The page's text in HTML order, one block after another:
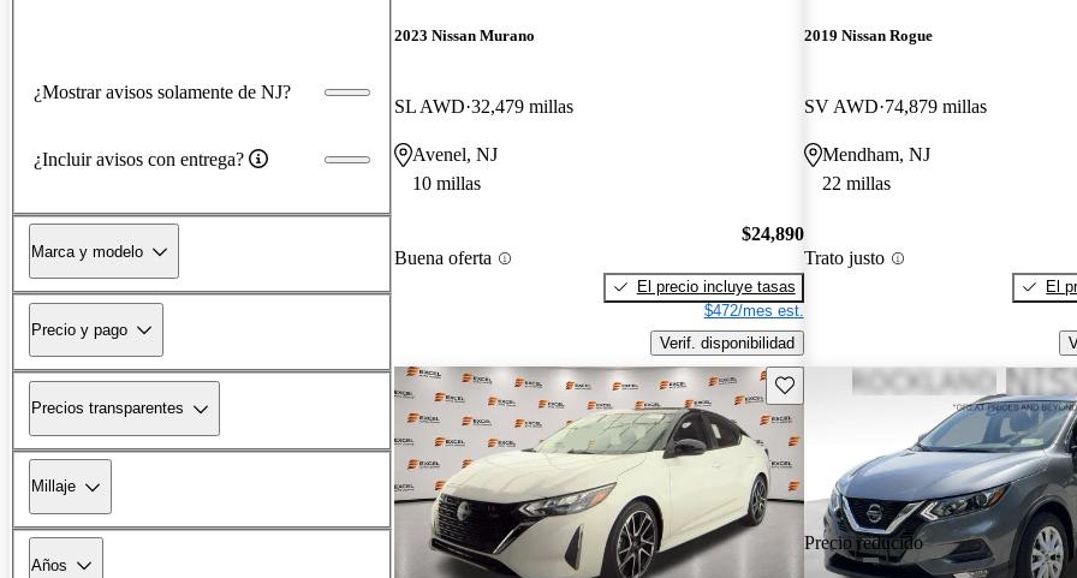
¿Mostrar avisos solamente de NJ?
¿Incluir avisos con entrega?
Marca y modelo
Precio y pago
Precios transparentes
Millaje
Años
2023 Nissan Murano
SL AWD 32,479 millas
Avenel, NJ
10 millas
Buena oferta
$24,890
El precio incluye tasas
$472/mes est.
Verif. disponibilidad
2019 Nissan Rogue
SV AWD 74,879 millas
Mendham, NJ
22 millas
Trato justo
El
Guarda este Aviso
Precio reducido